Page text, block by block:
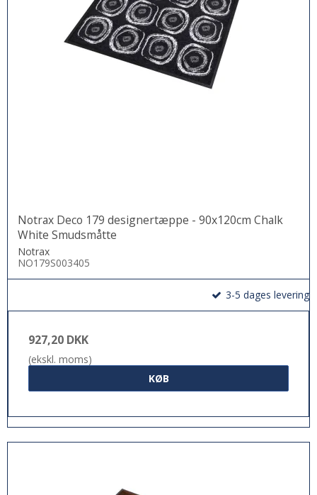
Notrax Deco 179 designertæppe - 90x120cm Chalk
White Smudsmåtte
Notrax
NO179S003405
3-5 dages levering
927,20 DKK
(ekskl. moms)
KØB